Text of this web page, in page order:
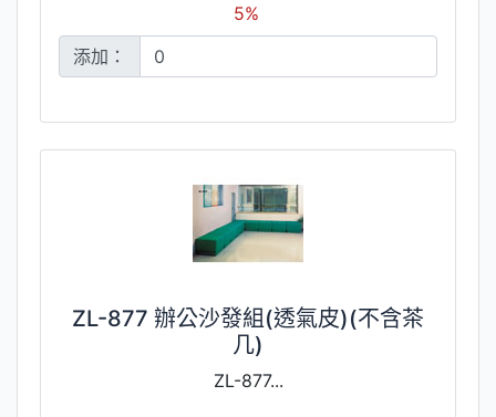
5%
添加：
ZL-877 辦公沙發組(透氣皮)(不含茶
几)
ZL-877...